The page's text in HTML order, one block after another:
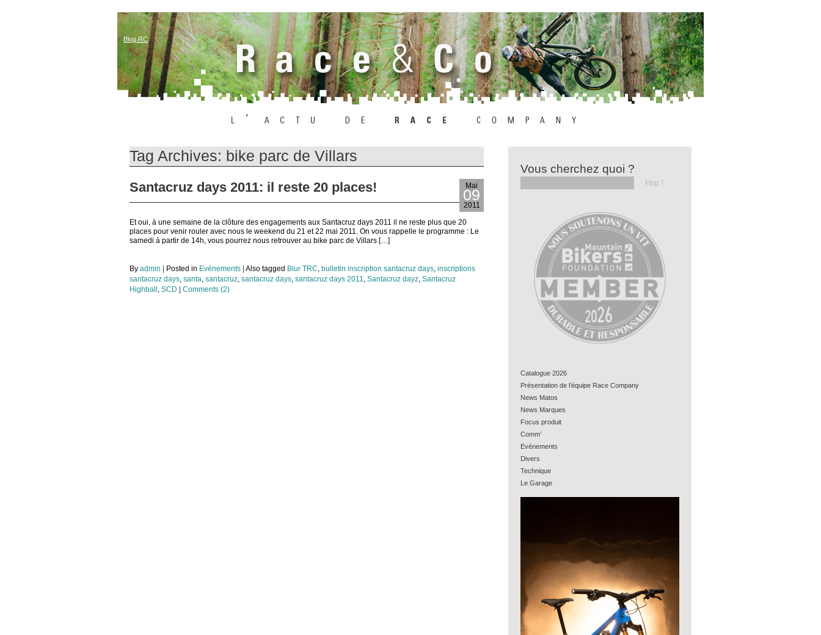
Blog RC
Tag Archives: bike parc de Villars
Mai
09
2011
Santacruz days 2011: il reste 20 places!
Et oui, à une semaine de la clôture des engagements aux Santacruz days 2011 il ne reste plus que 20
places pour venir rouler avec nous le weekend du 21 et 22 mai 2011. On vous rappelle le programme : Le
samedi à partir de 14h, vous pourrez nous retrouver au bike parc de Villars […]
By admin Posted in Evénements Also tagged Blur TRC, bulletin inscription santacruz days, inscriptions
santacruz days, santa, santacruz, santacruz days, santacruz days 2011, Santacruz dayz, Santacruz
Highball , SCD Comments (2)
Vous cherchez quoi ?
Catalogue 2026
Présentation de l’équipe Race Company
News Matos
News Marques
Focus produit
Comm’
Evénements
Divers
Technique
Le Garage